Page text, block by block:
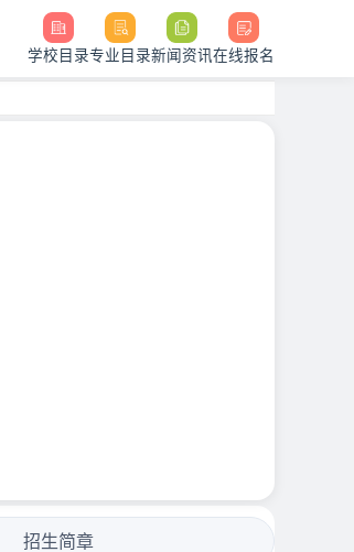
学校目录专业目录新闻资讯在线报名
招生简章